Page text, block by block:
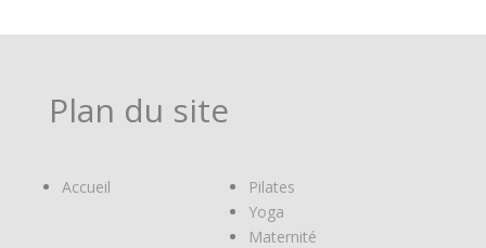
Plan du site
Accueil
Pilates
Yoga
Maternité